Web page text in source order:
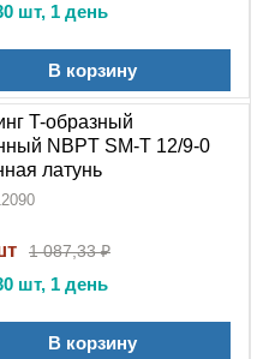
(10+ лет)
условиям
цены и качества
предприятий,
монтажа!
шт, 1 день
В корзину
T-образный
NBPT SM-T 12/9-0
латунь
1 087,33 ₽
шт, 1 день
В корзину